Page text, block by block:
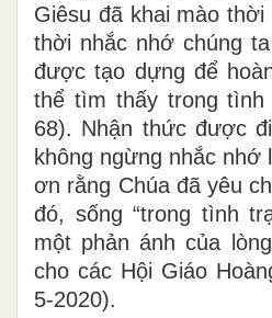
Giêsu đã khai mào
thời nhắc nhớ chúng
được tạo dựng để
thể tìm thấy trong tình
68). Nhận thức được
không ngừng nhắc nhớ
ơn rằng Chúa đã yêu
đó, sống “trong tình
một phản ánh của
cho các Hội Giáo
5-2020).